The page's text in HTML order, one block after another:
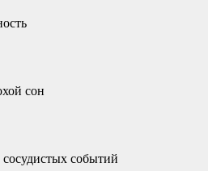
сон
событий